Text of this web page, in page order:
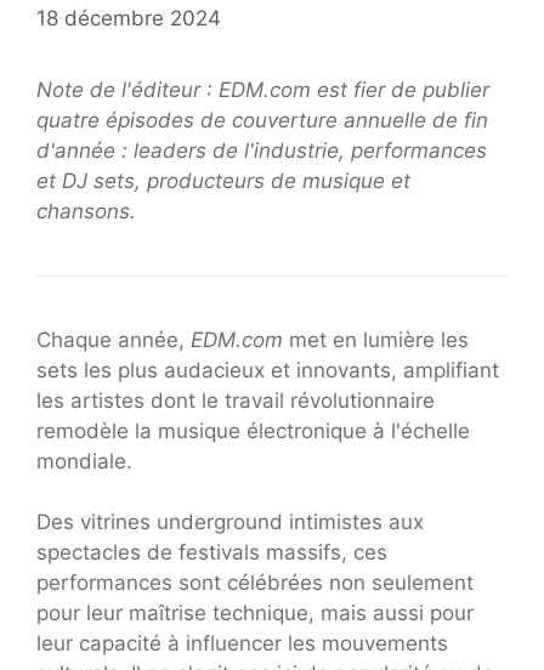
18 décembre 2024
Note de l'éditeur : EDM.com est fier de publier
quatre épisodes de couverture annuelle de fin
d'année : leaders de l'industrie, performances
et DJ sets, producteurs de musique et
chansons.
Chaque année, EDM.com met en lumière les
sets les plus audacieux et innovants, amplifiant
les artistes dont le travail révolutionnaire
remodèle la musique électronique à l'échelle
mondiale.
Des vitrines underground intimistes aux
spectacles de festivals massifs, ces
performances sont célébrées non seulement
pour leur maîtrise technique, mais aussi pour
leur capacité à influencer les mouvements